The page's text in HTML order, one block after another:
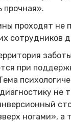
прочная».
проходят не
сотрудников
при
не
ногами», а